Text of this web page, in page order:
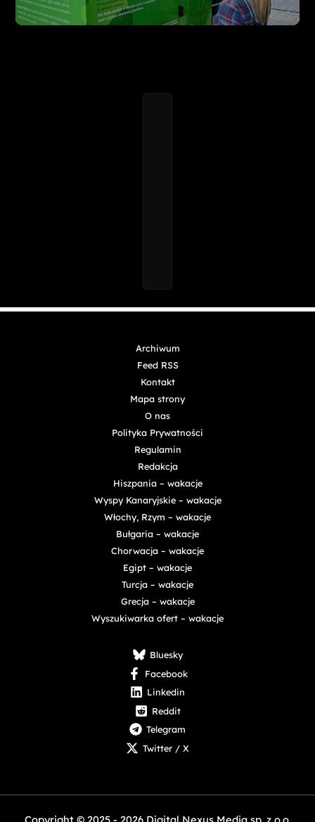
Archiwum
Feed RSS
Kontakt
Mapa strony
O nas
Polityka Prywatności
Regulamin
Redakcja
Hiszpania – wakacje
Wyspy Kanaryjskie – wakacje
Włochy, Rzym – wakacje
Bułgaria – wakacje
Chorwacja – wakacje
Egipt – wakacje
Turcja – wakacje
Grecja – wakacje
Wyszukiwarka ofert – wakacje
Bluesky
Facebook
Linkedin
Reddit
Telegram
Twitter / X